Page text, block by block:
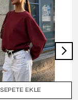
SEPETE EKLE